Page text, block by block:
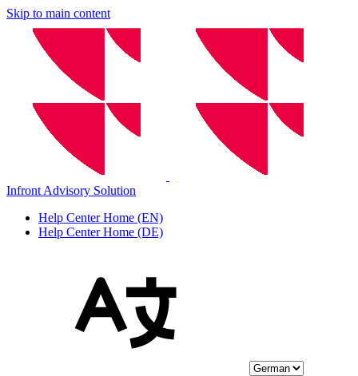
Skip to main content
Infront Advisory Solution
Help Center Home (EN)
Help Center Home (DE)